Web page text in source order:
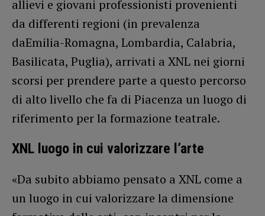
allievi e giovani professionisti provenienti
da differenti regioni (in prevalenza
daEmilia-Romagna, Lombardia, Calabria,
Basilicata, Puglia), arrivati a XNL nei giorni
scorsi per prendere parte a questo percorso
di alto livello che fa di Piacenza un luogo di
riferimento per la formazione teatrale.
XNL luogo in cui valorizzare l’arte
«Da subito abbiamo pensato a XNL come a
un luogo in cui valorizzare la dimensione